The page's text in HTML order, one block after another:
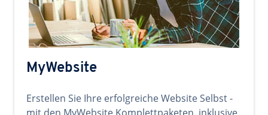
MyWebsite
Erstellen Sie Ihre erfolgreiche Website Selbst -